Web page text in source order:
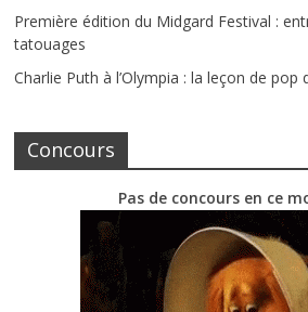
Première édition du Midgard Festival :
tatouages
Charlie Puth à l’Olympia : la leçon de pop
Concours
Pas de concours en ce